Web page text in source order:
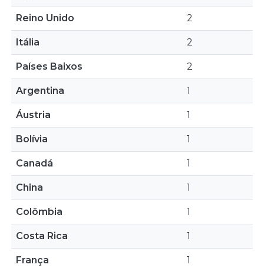
Reino Unido 2
Itália 2
Países Baixos 2
Argentina 1
Áustria 1
Bolívia 1
Canadá 1
China 1
Colômbia 1
Costa Rica 1
França 1